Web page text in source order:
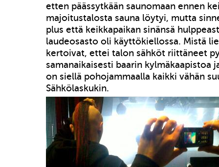
etten päässytkään saunomaan ennen
majoitustalosta sauna löytyi, mutta
plus että keikkapaikan sinänsä
laudeosasto oli käyttökiellossa. Mistä
kertoivat, ettei talon sähköt riittäneet
samanaikaisesti baarin kylmäkaapistoa
on siellä pohojammaalla kaikki vähän
Sähkölaskukin.